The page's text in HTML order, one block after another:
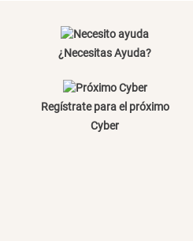
¿Necesitas Ayuda?
Regístrate para el próximo
Cyber
S/ 144.00
Papelero de Plástico Color 8 Lt
15,7x22,2x33,3 cm